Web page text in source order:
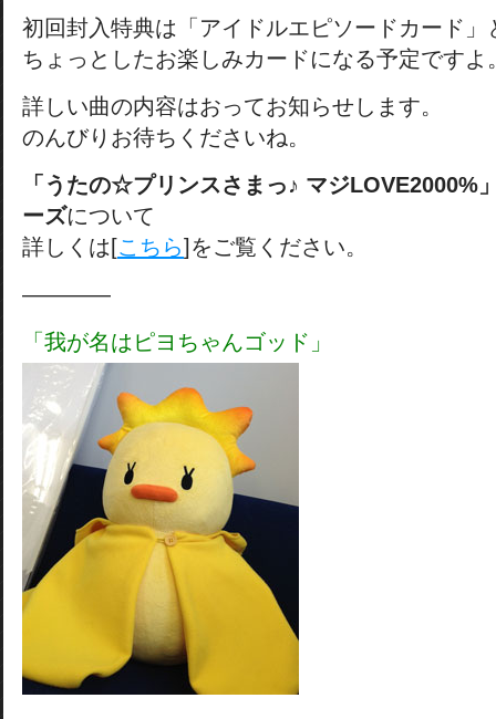
初回封入特典は「アイドルエピソードカード」
ちょっとしたお楽しみカードになる予定ですよ
詳しい曲の内容はおってお知らせします。
のんびりお待ちくださいね。
「うたの☆プリンスさまっ♪ マジLOVE2000%
ーズについて
詳しくは[こちら]をご覧ください。
————
「我が名はピヨちゃんゴッド」